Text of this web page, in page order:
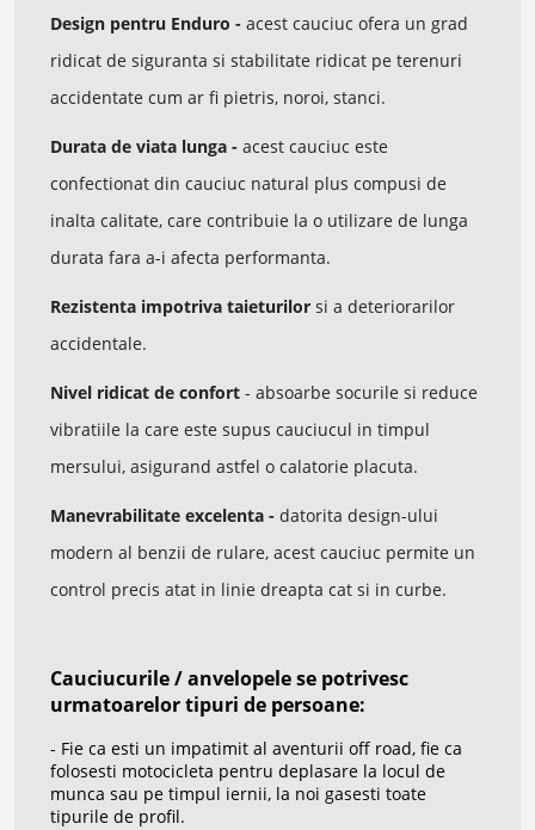
Design pentru Enduro - acest cauciuc ofera un grad
ridicat de siguranta si stabilitate ridicat pe terenuri
accidentate cum ar fi pietris, noroi, stanci.
Durata de viata lunga - acest cauciuc este
confectionat din cauciuc natural plus compusi de
inalta calitate, care contribuie la o utilizare de lunga
durata fara a-i afecta performanta.
Rezistenta impotriva taieturilor si a deteriorarilor
accidentale.
Nivel ridicat de confort - absoarbe socurile si reduce
vibratiile la care este supus cauciucul in timpul
mersului, asigurand astfel o calatorie placuta.
Manevrabilitate excelenta - datorita design-ului
modern al benzii de rulare, acest cauciuc permite un
control precis atat in linie dreapta cat si in curbe.
Cauciucurile / anvelopele se potrivesc
urmatoarelor tipuri de persoane:
- Fie ca esti un impatimit al aventurii off road, fie ca
folosesti motocicleta pentru deplasare la locul de
munca sau pe timpul iernii, la noi gasesti toate
tipurile de profil.